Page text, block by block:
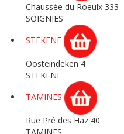
Chaussée du Roeulx 333
SOIGNIES
STEKENE
Oosteindeken 4
STEKENE
TAMINES
Rue Pré des Haz 40